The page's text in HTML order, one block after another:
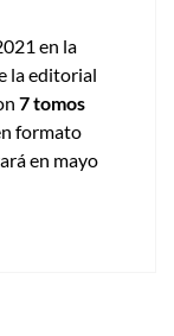
en la
la editorial
7 tomos
formato
en mayo